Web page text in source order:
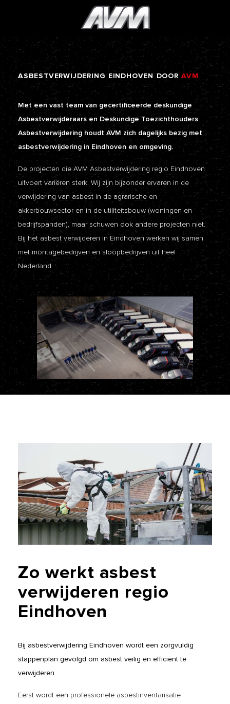
ASBESTVERWIJDERING EINDHOVEN DOOR AVM
Met een vast team van gecertificeerde deskundige
Asbestverwijderaars en Deskundige Toezichthouders
Asbestverwijdering houdt AVM zich dagelijks bezig met
asbestverwijdering in Eindhoven en omgeving.
De projecten die AVM Asbestverwijdering regio Eindhoven
uitvoert variëren sterk. Wij zijn bijzonder ervaren in de
verwijdering van asbest in de agrarische en
akkerbouwsector en in de utiliteitsbouw (woningen en
bedrijfspanden), maar schuwen ook andere projecten niet.
Bij het asbest verwijderen in Eindhoven werken wij samen
met montagebedrijven en sloopbedrijven uit heel
Nederland.
Zo werkt asbest
verwijderen regio
Eindhoven
Bij asbestverwijdering Eindhoven wordt een zorgvuldig
stappenplan gevolgd om asbest veilig en efficiënt te
verwijderen.
Eerst wordt een professionele asbestinventarisatie